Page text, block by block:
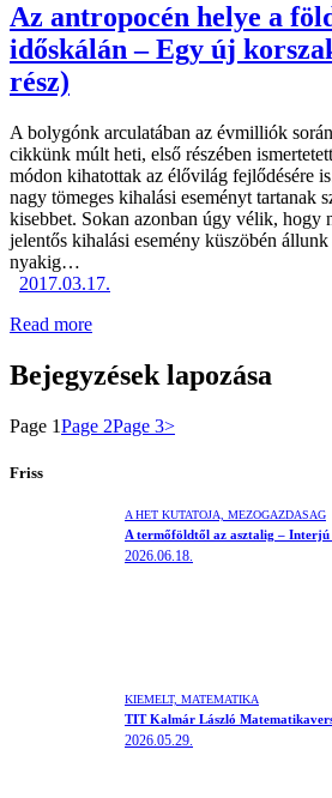
Az antropocén helye a
időskálán – Egy új
rész)
A bolygónk arculatában az évmilliók
cikkünk múlt heti, első részében
módon kihatottak az élővilág fejlődésére
nagy tömeges kihalási eseményt tartanak
kisebbet. Sokan azonban úgy vélik, hogy
jelentős kihalási esemény küszöbén
nyakig…
2017.03.17.
Read more
Bejegyzések lapozása
Page 1Page 2Page 3>
Friss
A HÉT KUTATÓJA, MEZŐGAZDASÁG
A termőföldtől az asztalig – Interjú
2026.06.18.
KIEMELT, MATEMATIKA
TIT Kalmár László
2026.05.29.